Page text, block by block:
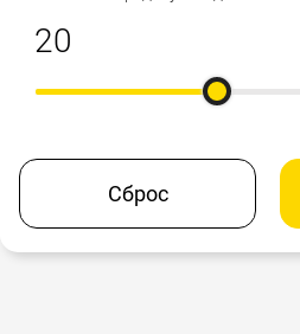
Сброс